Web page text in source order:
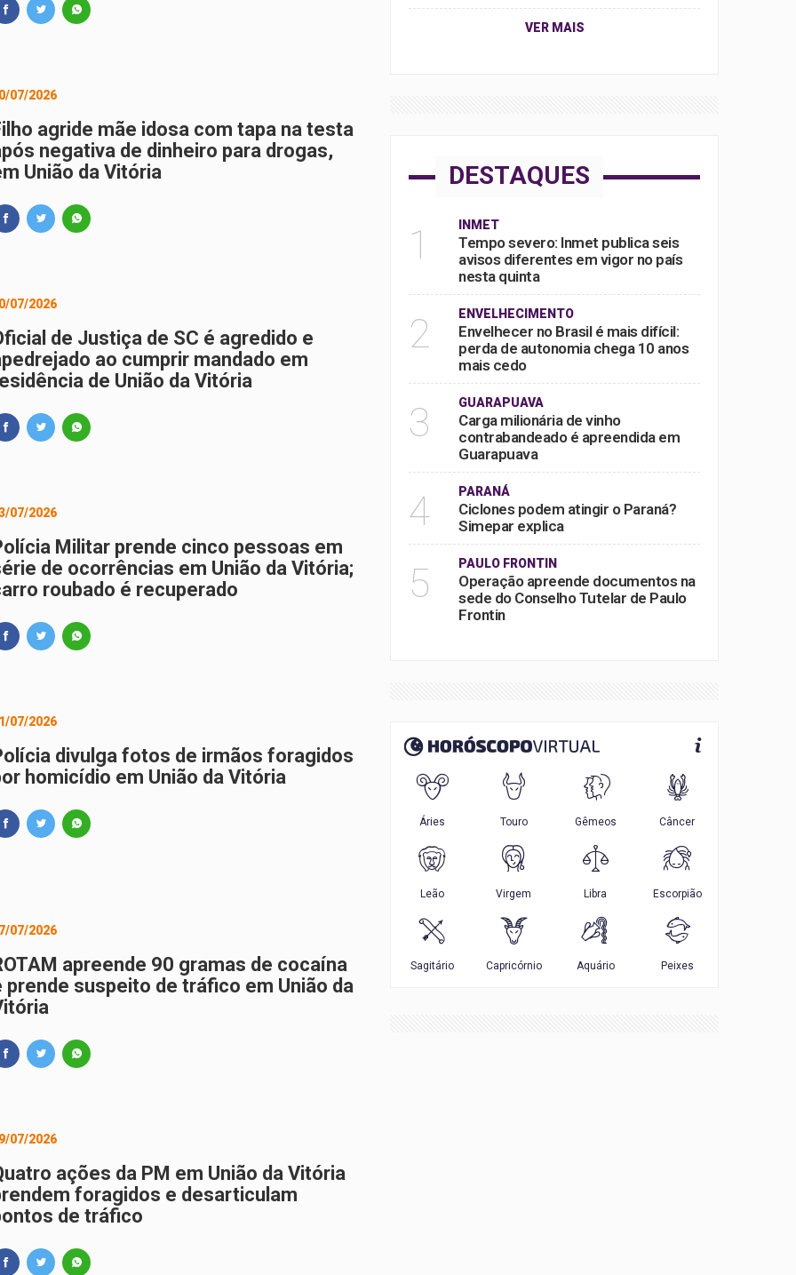
07/2026
agride mãe idosa com tapa na testa
negativa de dinheiro para drogas,
União da Vitória
07/2026
de Justiça de SC é agredido e
ao cumprir mandado em
de União da Vitória
07/2026
Militar prende cinco pessoas em
de ocorrências em União da Vitória;
roubado é recuperado
07/2026
divulga fotos de irmãos foragidos
homicídio em União da Vitória
07/2026
apreende 90 gramas de cocaína
prende suspeito de tráfico em União da
07/2026
ações da PM em União da Vitória
foragidos e desarticulam
de tráfico
VER MAIS
DESTAQUES
1 INMET
Tempo severo: Inmet publica seis
avisos diferentes em vigor no país
nesta quinta
2 ENVELHECIMENTO
Envelhecer no Brasil é mais difícil:
perda de autonomia chega 10 anos
mais cedo
3 GUARAPUAVA
Carga milionária de vinho
contrabandeado é apreendida em
Guarapuava
4 PARANÁ
Ciclones podem atingir o Paraná?
Simepar explica
5 PAULO FRONTIN
Operação apreende documentos na
sede do Conselho Tutelar de Paulo
Frontin